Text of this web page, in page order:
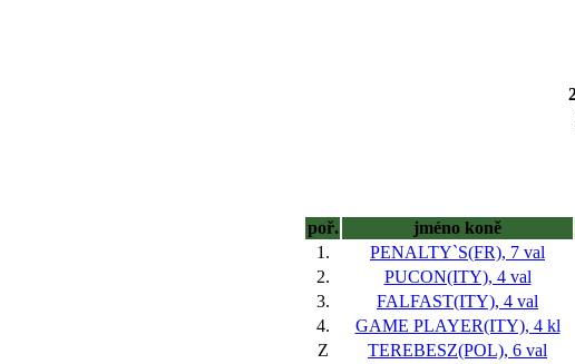
poř.
jméno koně
1.
PENALTY`S(FR), 7 val
2.
PUCON(ITY), 4 val
3.
FALFAST(ITY), 4 val
4.
GAME PLAYER(ITY), 4 kl
Z
TEREBESZ(POL), 6 val